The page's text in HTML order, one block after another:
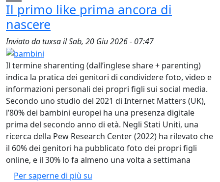
Email
Il primo like prima ancora di
nascere
Inviato datuxsailSab, 20 Giu 2026 - 07:47
Il termine sharenting (dall’inglese share + parenting)
indica la pratica dei genitori di condividere foto, video e
informazioni personali dei propri figli sui social media.
Secondo uno studio del 2021 di Internet Matters (UK),
l’80% dei bambini europei ha una presenza digitale
prima del secondo anno di età. Negli Stati Uniti, una
ricerca della Pew Research Center (2022) ha rilevato che
il 60% dei genitori ha pubblicato foto dei propri figli
online, e il 30% lo fa almeno una volta a settimana
Per saperne di più su